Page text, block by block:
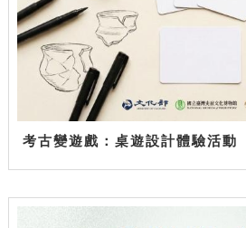
考古變遊戲：桌遊設計體驗活動